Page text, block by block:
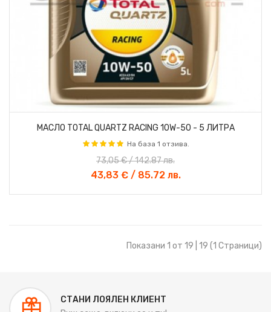
МАСЛО TOTAL QUARTZ RACING 10W-50 - 5 ЛИТРА
На база 1 отзива.
43,83 € / 85.72 лв.
73,05 € / 142.87 лв.
Показани 1 от 19 | 19 (1 Страници)
СТАНИ ЛОЯЛЕН КЛИЕНТ